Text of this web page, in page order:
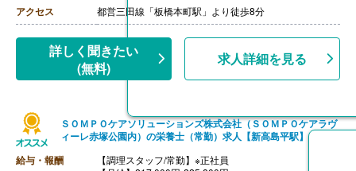
アクセス 都営三田線「板橋本町駅」より徒歩8分
詳しく聞きたい
(無料)
求人詳細を見る
ＳＯＭＰＯケアソリューションズ株式会社（ＳＯＭＰＯケアラヴ
ィーレ赤塚公園内）の栄養士（常勤）求人【新高島平駅】
給与・報酬
【調理スタッフ/常勤】※正社員